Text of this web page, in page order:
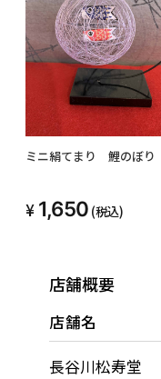
ミニ絹てまり 鯉のぼり
1,650 (税込)
店舗概要
店舗名
長谷川松寿堂